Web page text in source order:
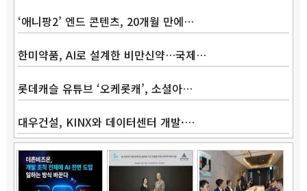
‘애니팡2’ 엔드 콘텐츠, 20개월 만에…
한미약품, AI로 설계한 비만신약…국제…
롯데캐슬 유튜브 ‘오케롯캐’, 소셜아…
대우건설, KINX와 데이터센터 개발·…